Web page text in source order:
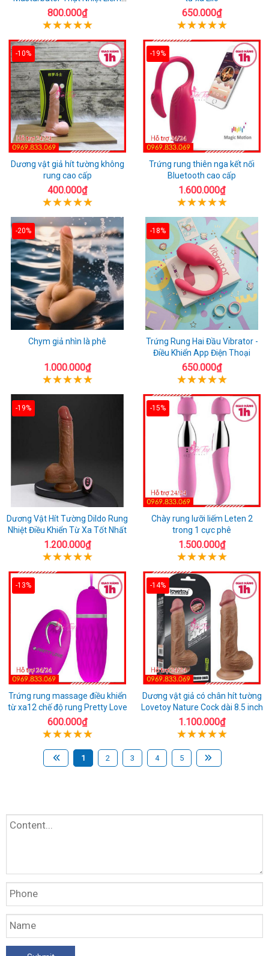
Rung
800.000₫ 650.000₫
-10%
Dương vật giả hít tường không
rung cao cấp
400.000₫
-19%
Trứng rung thiên nga kết nối
Bluetooth cao cấp
1.600.000₫
-20%
Chym giả nhìn là phê
1.000.000₫
-18%
Trứng Rung Hai Đầu Vibrator -
Điều Khiển App Điện Thoại
650.000₫
-19%
Dương Vật Hít Tường Dildo Rung
Nhiệt Điều Khiển Từ Xa Tốt Nhất
1.200.000₫
-15%
Chày rung lưỡi liếm Leten 2
trong 1 cực phê
1.500.000₫
-13%
Trứng rung massage điều khiển
từ xa12 chế độ rung Pretty Love
600.000₫
-14%
Dương vật giả có chân hít tường
Lovetoy Nature Cock dài 8.5 inch
1.100.000₫
1 2 3 4 5